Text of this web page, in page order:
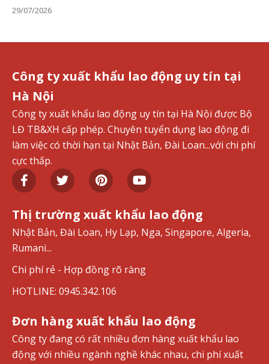
29/07/2026
Công ty xuất khẩu lao động uy tín tại
Hà Nội
Công ty xuất khẩu lao động uy tín tại Hà Nội được Bộ
LĐ TB&XH cấp phép. Chuyên tuyển dụng lao động đi
làm việc có thời hạn tại Nhật Bản, Đài Loan...với chi phí
cực thấp.
Thị trường xuất khẩu lao động
Nhật Bản, Đài Loan, Hy Lạp, Nga, Singapore, Algeria,
Rumani...
Chi phí rẻ - Hợp đồng rõ ràng
HOTLINE: 0945.342.106
Đơn hàng xuất khẩu lao động
Công ty đang có rất nhiều đơn hàng xuất khẩu lao
động với nhiều ngành nghề khác nhau, chi phí xuất